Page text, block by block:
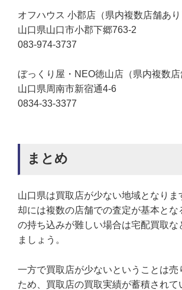
オフハウス 小郡店（県内複数店舗あり
山口県山口市小郡下郷763-2
083-974-3737
ぼっくり屋・NEO徳山店（県内複数店
山口県周南市新宿通4-6
0834-33-3377
まとめ
山口県は買取店が少ない地域となりま
却には複数の店舗での査定が基本とな
の持ち込みが難しい場合は宅配買取な
ましょう。
一方で買取店が少ないということは売
ため、買取店の買取実績が蓄積されて